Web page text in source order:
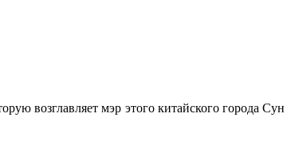
возглавляет мэр этого китайского города Сун